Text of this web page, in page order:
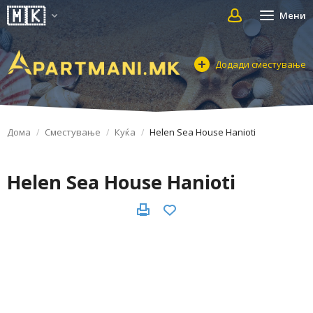
Мени
Додади сместување
Дома Сместување Куќа Helen Sea House Hanioti
Helen Sea House Hanioti